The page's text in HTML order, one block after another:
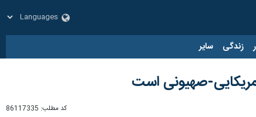
زندگی سایر
صهیونی است
کد مطلب: 86117335